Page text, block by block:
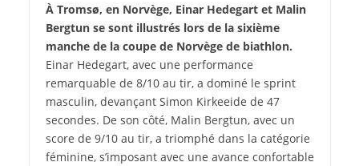
À Tromsø, en Norvège, Einar Hedegart et Malin
Bergtun se sont illustrés lors de la sixième
manche de la coupe de Norvège de biathlon.
Einar Hedegart, avec une performance
remarquable de 8/10 au tir, a dominé le sprint
masculin, devançant Simon Kirkeeide de 47
secondes. De son côté, Malin Bergtun, avec un
score de 9/10 au tir, a triomphé dans la catégorie
féminine, s’imposant avec une avance confortable